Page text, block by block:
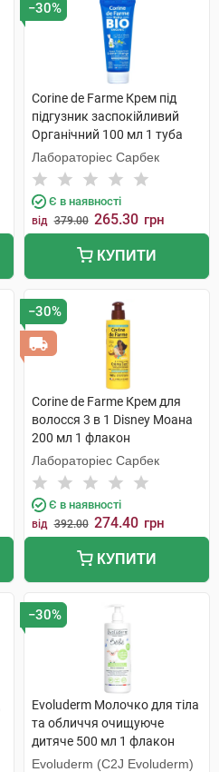
−30%
Corine de Farme Крем під
підгузник заспокійливий
Органічний 100 мл 1 туба
Лабораторіес Сарбек
Є в наявності
від 379.00 265.30 грн
КУПИТИ
−30%
Corine de Farme Крем для
волосся 3 в 1 Disney Моана
200 мл 1 флакон
Лабораторіес Сарбек
Є в наявності
від 392.00 274.40 грн
КУПИТИ
−30%
Evoluderm Молочко для тіла
та обличчя очищуюче
дитяче 500 мл 1 флакон
Evoluderm (C2J Evoluderm)